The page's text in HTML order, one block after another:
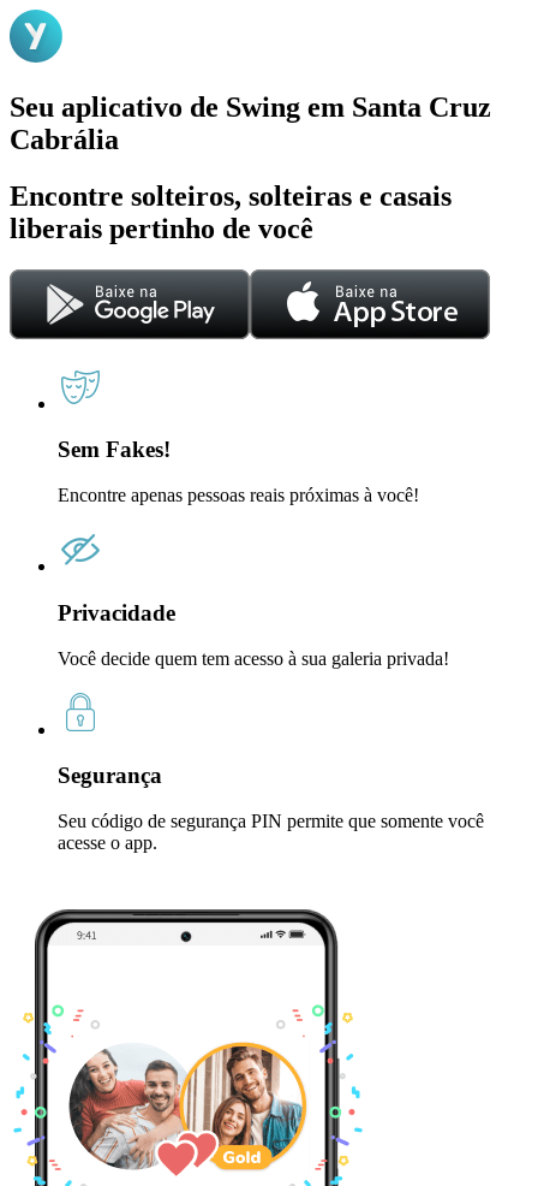
Seu aplicativo de Swing em Santa Cruz
Cabrália
Encontre solteiros, solteiras e casais
liberais pertinho de você
Sem Fakes!
Encontre apenas pessoas reais próximas à você!
Privacidade
Você decide quem tem acesso à sua galeria privada!
Segurança
Seu código de segurança PIN permite que somente você
acesse o app.